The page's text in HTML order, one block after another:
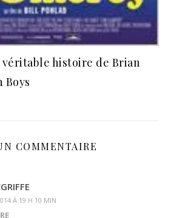
histoire de Brian
Boys
COMMENTAIRE
À 19 H 10 MIN